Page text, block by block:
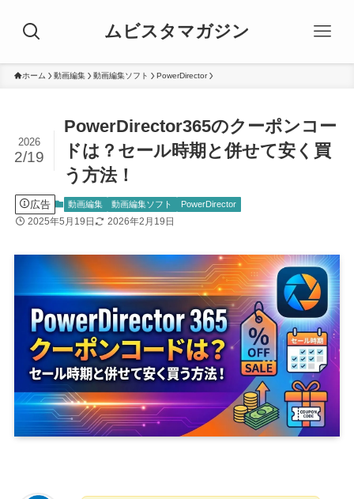
ムビスタマガジン
ホーム 動画編集 動画編集ソフト PowerDirector
PowerDirector365のクーポンコー
ドは？セール時期と併せて安く買
う方法！
2026
2/19
広告 動画編集 動画編集ソフト PowerDirector
2025年5月19日 2026年2月19日